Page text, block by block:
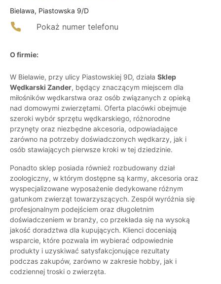
Bielawa, Piastowska 9/D
Pokaż numer telefonu
O firmie:
W Bielawie, przy ulicy Piastowskiej 9D, działa Sklep
Wędkarski Zander, będący znaczącym miejscem dla
miłośników wędkarstwa oraz osób związanych z opieką
nad domowymi zwierzętami. Oferta placówki obejmuje
szeroki wybór sprzętu wędkarskiego, różnorodne
przynęty oraz niezbędne akcesoria, odpowiadające
zarówno na potrzeby doświadczonych wędkarzy, jak i
osób stawiających pierwsze kroki w tej dziedzinie.
Ponadto sklep posiada również rozbudowany dział
zoologiczny, w którym dostępne są karmy, akcesoria oraz
wyspecjalizowane wyposażenie dedykowane różnym
gatunkom zwierząt towarzyszących. Zespół wyróżnia się
profesjonalnym podejściem oraz długoletnim
doświadczeniem w branży, co przekłada się na wysoką
jakość doradztwa dla kupujących. Klienci doceniają
wsparcie, które pozwala im wybierać odpowiednie
produkty i uzyskiwać satysfakcjonujące rezultaty
podczas zakupów, zarówno w zakresie hobby, jak i
codziennej troski o zwierzęta.